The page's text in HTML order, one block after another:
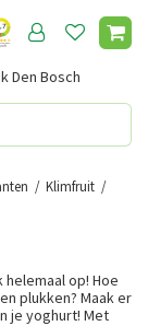
Klimfruit
Den Bosch
op! Hoe
plukken? Maak er
je yoghurt! Met